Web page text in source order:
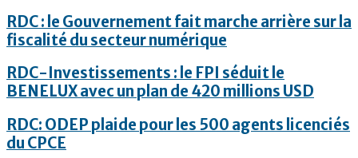
RDC : le Gouvernement fait marche arrière sur la
fiscalité du secteur numérique
RDC-Investissements : le FPI séduit le
BENELUX avec un plan de 420 millions USD
RDC: ODEP plaide pour les 500 agents licenciés
du CPCE